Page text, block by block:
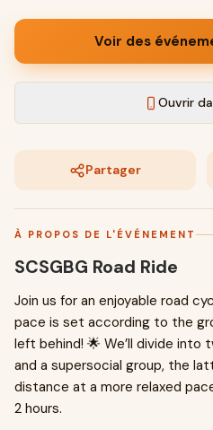
Voir des
Ouvrir
Partager
À PROPOS DE L'ÉVÉNEMENT
SCSGBG Road Ride
Join us for an enjoyable road
pace is set according to the
left behind! 🌟 We’ll divide into
and a supersocial group, the
distance at a more relaxed
2 hours.